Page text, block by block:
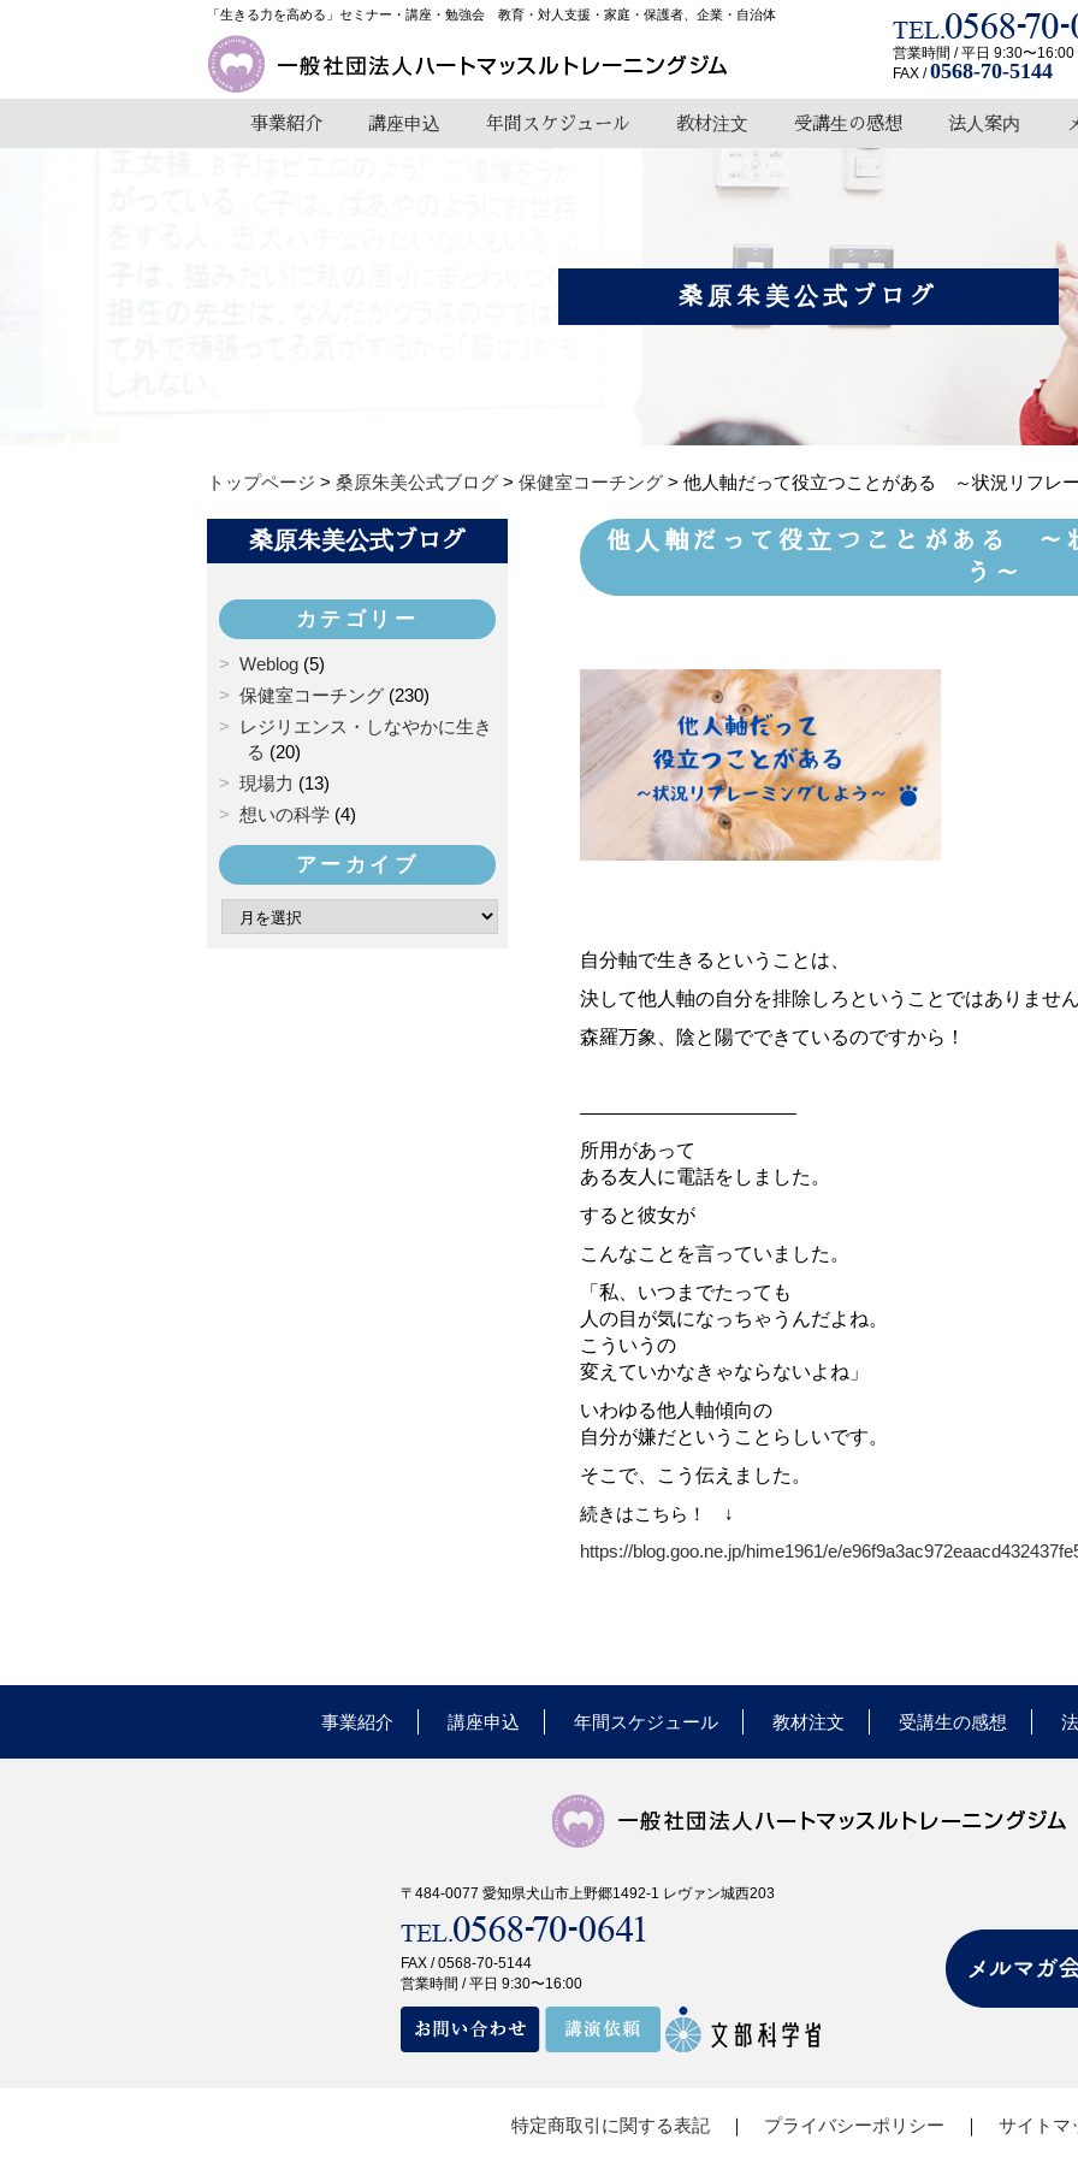
「生きる力を高める」セミナー・講座・勉強会 教育・対人支援・家庭・保護者、企業・自治体
営業時間 / 平日 9:30〜16:00
FAX /0568-70-5144
事業紹介 講座申込 年間スケジュール 教材注文 受講生の感想 法人案内
桑原朱美公式ブログ
トップページ > 桑原朱美公式ブログ > 保健室コーチング > 他人軸だって役立つことがある ～状況リフレ
他人軸だって役立つことがある ～
う～
自分軸で生きるということは、
決して他人軸の自分を排除しろということではありません
森羅万象、陰と陽でできているのですから！
————————————
所用があって
ある友人に電話をしました。
すると彼女が
こんなことを言っていました。
「私、いつまでたっても
人の目が気になっちゃうんだよね。
こういうの
変えていかなきゃならないよね」
いわゆる他人軸傾向の
自分が嫌だということらしいです。
そこで、こう伝えました。
続きはこちら！ ↓
https://blog.goo.ne.jp/hime1961/e/
桑原朱美公式ブログ
カテゴリー
Weblog(5)
保健室コーチング(230)
レジリエンス・しなやかに生き
る (20)
現場力 (13)
想いの科学 (4)
アーカイブ
事業紹介 講座申込 年間スケジュール 教材注文 受講生の感想
〒484-0077 愛知県犬山市上野郷1492-1 レヴァン城西203
FAX / 0568-70-5144
営業時間 / 平日 9:30〜16:00
特定商取引に関する表記｜ プライバシーポリシー ｜ サイトマ